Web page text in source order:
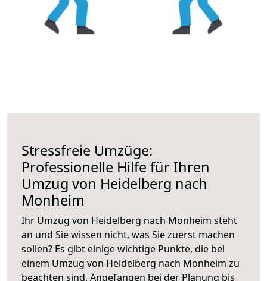
Stressfreie Umzüge:
Professionelle Hilfe für Ihren
Umzug von Heidelberg nach
Monheim
Ihr Umzug von Heidelberg nach Monheim steht
an und Sie wissen nicht, was Sie zuerst machen
sollen? Es gibt einige wichtige Punkte, die bei
einem Umzug von Heidelberg nach Monheim zu
beachten sind. Angefangen bei der Planung bis